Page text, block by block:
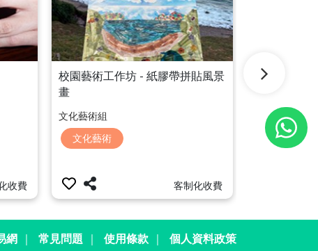
收費
校園藝術工作坊 - 紙膠帶拼貼風景
畫
文化藝術組
文化藝術
客制化收費
「家長學
家長全動網
家長教育
網 ｜ 常見問題 ｜ 使用條款 ｜ 個人資料政策